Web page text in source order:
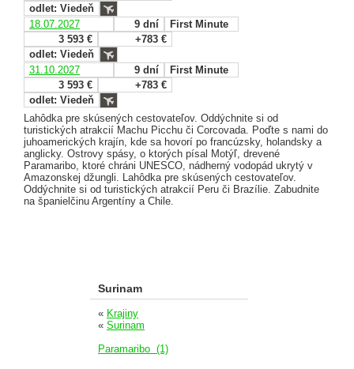
odlet: Viedeň
18.07.2027
9 dní
First Minute
3 593 €
+783 €
odlet: Viedeň
31.10.2027
9 dní
First Minute
3 593 €
+783 €
odlet: Viedeň
Lahôdka pre skúsených cestovateľov. Oddýchnite si od
turistických atrakcií Machu Picchu či Corcovada. Poďte s nami do
juhoamerických krajín, kde sa hovorí po francúzsky, holandsky a
anglicky. Ostrovy spásy, o ktorých písal Motýľ, drevené
Paramaribo, ktoré chráni UNESCO, nádherný vodopád ukrytý v
Amazonskej džungli. Lahôdka pre skúsených cestovateľov.
Oddýchnite si od turistických atrakcií Peru či Brazílie. Zabudnite
na španielčinu Argentíny a Chile.
Surinam
« Krajiny
« Surinam
Paramaribo (1)